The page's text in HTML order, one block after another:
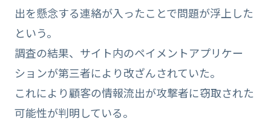
出を懸念する連絡が入ったことで問題が浮上した
という。
調査の結果、サイト内のペイメントアプリケー
ションが第三者により改ざんされていた。
これにより顧客の情報流出が攻撃者に窃取された
可能性が判明している。